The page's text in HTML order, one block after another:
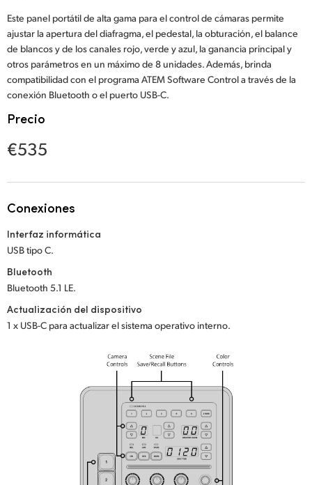
India
Italy
Japan
New Zealand
Poland
Portugal
Chinese Taipei
Este panel portátil de alta gama para el control de cámaras permite
ajustar la apertura del diafragma, el pedestal, la obturación, el balance
de blancos y de los canales rojo, verde y azul, la ganancia principal y
otros parámetros en un máximo de 8 unidades. Además, brinda
compatibilidad con el programa ATEM Software Control a través de la
conexión Bluetooth o el puerto USB-C.
Precio
€535
Conexiones
Interfaz informática
USB tipo C.
Bluetooth
Bluetooth 5.1 LE.
Actualización del dispositivo
1 x USB-C para actualizar el sistema operativo interno.